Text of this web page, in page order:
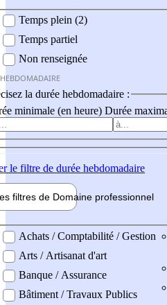
Temps plein (2)
Temps partiel
Non renseignée
la durée hebdomadaire :
minimale (en heure) Durée
le filtre de durée hebdomadaire
filtres de Domaine professionnel
professionel
Achats / Comptabilité / Gestion
Arts / Artisanat d'art
Banque / Assurance
Bâtiment / Travaux Publics